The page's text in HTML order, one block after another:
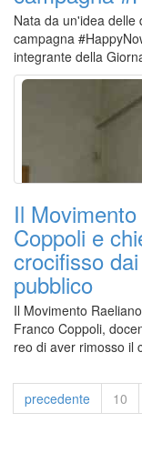
Nata da un'idea delle
campagna
integrante della
Il
Coppoli e
crocifisso
pubblico
Il Movimento
Franco Coppoli,
reo di aver rimosso il
precedente 10